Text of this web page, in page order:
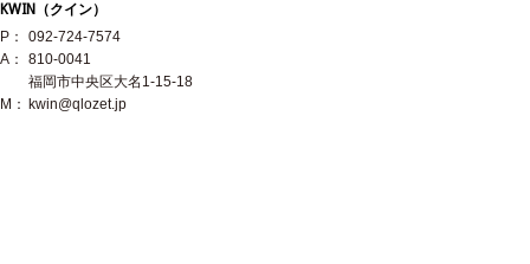
KWIN（クイン）
P：
092-724-7574
A：
810-0041
福岡市中央区大名1-15-18
M：
kwin@qlozet.jp